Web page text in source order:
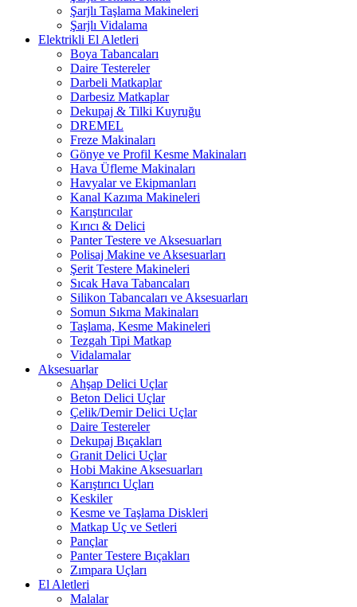
Şarjlı Taşlama Makineleri
Şarjlı Vidalama
Elektrikli El Aletleri
Boya Tabancaları
Daire Testereler
Darbeli Matkaplar
Darbesiz Matkaplar
Dekupaj & Tilki Kuyruğu
DREMEL
Freze Makinaları
Gönye ve Profil Kesme Makinaları
Hava Üfleme Makinaları
Havyalar ve Ekipmanları
Kanal Kazıma Makineleri
Karıştırıcılar
Kırıcı & Delici
Panter Testere ve Aksesuarları
Polisaj Makine ve Aksesuarları
Şerit Testere Makineleri
Sıcak Hava Tabancaları
Silikon Tabancaları ve Aksesuarları
Somun Sıkma Makinaları
Taşlama, Kesme Makineleri
Tezgah Tipi Matkap
Vidalamalar
Aksesuarlar
Ahşap Delici Uçlar
Beton Delici Uçlar
Çelik/Demir Delici Uçlar
Daire Testereler
Dekupaj Bıçakları
Granit Delici Uçlar
Hobi Makine Aksesuarları
Karıştırıcı Uçları
Keskiler
Kesme ve Taşlama Diskleri
Matkap Uç ve Setleri
Pançlar
Panter Testere Bıçakları
Zımpara Uçları
El Aletleri
Malalar